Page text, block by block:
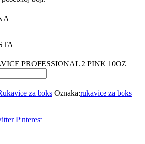
PROFESSIONAL 2 PINK 10OZ
za boks Oznaka:rukavice za boks
Pinterest